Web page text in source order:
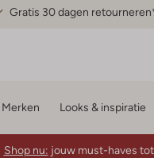
Gratis 30 dagen
Merken Looks & inspiratie
Shop nu: jouw must-haves